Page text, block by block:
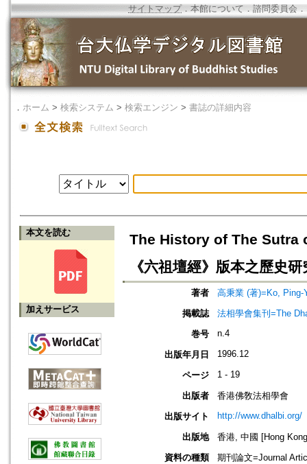
サイトマップ．本館について ． 諮問委員会 ．
． ホーム > 検索システム > 検索エンジン > 書誌の詳細内容
本文を読む
加えサービス
The History of The Sutra
《六祖壇經》版本之歷史研
著者
高秉業 (著)=Ko, Ping-
掲載誌
法相學會集刊=The
巻号
n.4
出版年月日 1996.12
ページ 1 - 19
出版者
香港佛敎法相學會
出版サイト
http://www.dhalbi.org/
出版地
香港, 中國 [Hong
資料の種類
期刊論文=Journal